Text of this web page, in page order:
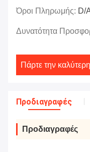
Όροι Πληρωμής: D/
Δυνατότητα
Πάρτε την
Προδιαγραφές
Προδιαγραφές